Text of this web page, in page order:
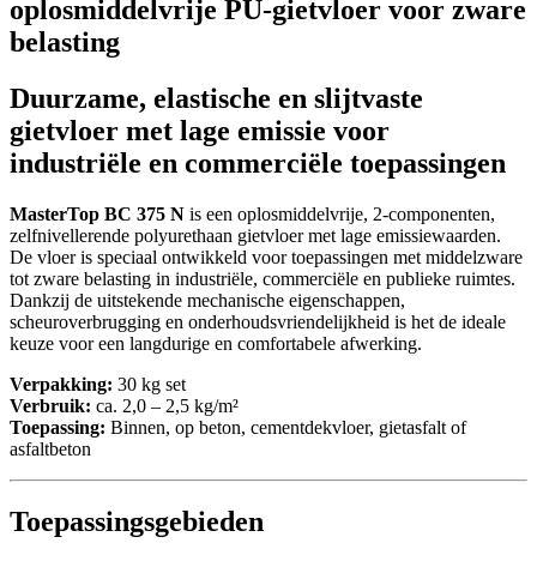
oplosmiddelvrije PU-gietvloer voor zware
belasting
Duurzame, elastische en slijtvaste
gietvloer met lage emissie voor
industriële en commerciële toepassingen
MasterTop BC 375 N is een oplosmiddelvrije, 2-componenten,
zelfnivellerende polyurethaan gietvloer met lage emissiewaarden.
De vloer is speciaal ontwikkeld voor toepassingen met middelzware
tot zware belasting in industriële, commerciële en publieke ruimtes.
Dankzij de uitstekende mechanische eigenschappen,
scheuroverbrugging en onderhoudsvriendelijkheid is het de ideale
keuze voor een langdurige en comfortabele afwerking.
Verpakking: 30 kg set
Verbruik: ca. 2,0 – 2,5 kg/m²
Toepassing: Binnen, op beton, cementdekvloer, gietasfalt of
asfaltbeton
Toepassingsgebieden